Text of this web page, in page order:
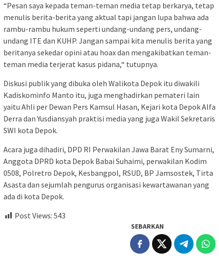
“Pesan saya kepada teman-teman media tetap berkarya, tetap
menulis berita-berita yang aktual tapi jangan lupa bahwa ada
rambu-rambu hukum seperti undang-undang pers, undang-
undang ITE dan KUHP. Jangan sampai kita menulis berita yang
beritanya sekedar opini atau hoax dan mengakibatkan teman-
teman media terjerat kasus pidana,“ tutupnya.
Diskusi publik yang dibuka oleh Walikota Depok itu diwakili
Kadiskominfo Manto itu, juga menghadirkan pemateri lain
yaitu Ahli per Dewan Pers Kamsul Hasan, Kejari kota Depok Alfa
Derra dan Yusdiansyah praktisi media yang juga Wakil Sekretaris
SWI kota Depok.
Acara juga dihadiri, DPD RI Perwakilan Jawa Barat Eny Sumarni,
Anggota DPRD kota Depok Babai Suhaimi, perwakilan Kodim
0508, Polretro Depok, Kesbangpol, RSUD, BP Jamsostek, Tirta
Asasta dan sejumlah pengurus organisasi kewartawanan yang
ada di kota Depok.
Post Views: 543
SEBARKAN